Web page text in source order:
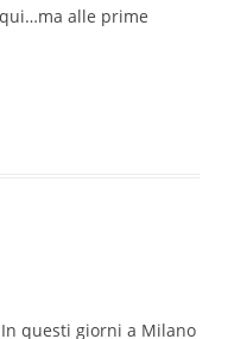
alle prime
questi giorni a Milano